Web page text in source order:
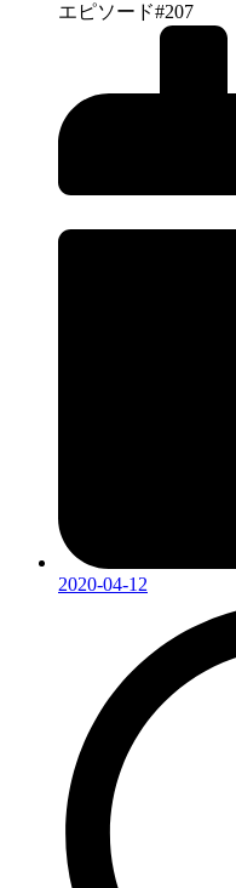
エピソード#207
2020-04-12